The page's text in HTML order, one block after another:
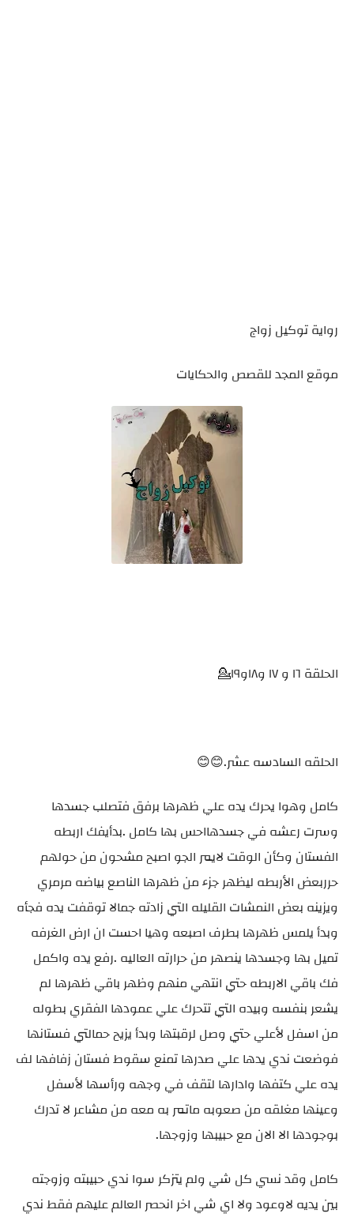
رواية توكيل زواج
موقع المجد للقصص والحكايات
الحلقة ١٦ و ١٧ و١٨و١٩💁
الحلقه السادسه عشر.😊😊
كامل وهوا يحرك يده علي ظهرها برفق فتصلب جسدها
وسرت رعشه في جسدهااحس بها كامل .بدأيفك اربطه
الفستان وكأن الوقت لايمر الجو اصبح مشحون من حولهم
حرربعض الأربطه ليظهر جزء من ظهرها الناصع بياضه مرمري
ويزينه بعض النمشات القليله التي زادته جمالا توقفت يده فجأه
وبدأ يلمس ظهرها بطرف اصبعه وهيا احست ان ارض الغرفه
تميل بها وجسدها ينصهر من حرارته العاليه .رفع يده واكمل
فك باقي الاربطه حتي انتهي منهم وظهر باقي ظهرها لم
يشعر بنفسه وبيده التي تتحرك علي عمودها الفقري بطوله
من اسفل لأعلي حتي وصل لرقبتها وبدأ يزيح حمالتي فستانها
فوضعت ندي يدها علي صدرها تمنع سقوط فستان زفافها لف
يده علي كتفها وادارها لتقف في وجهه ورأسها لأسفل
وعينها مغلقه من صعوبه ماتمر به معه من مشاعر لا تدرك
بوجودها الا الان مع حبيبها وزوجها.
كامل وقد نسي كل شي ولم يتزكر سوا ندي حبيبته وزوجته
بين يديه لاوعود ولا اي شي اخر انحصر العالم عليهم فقط ندي